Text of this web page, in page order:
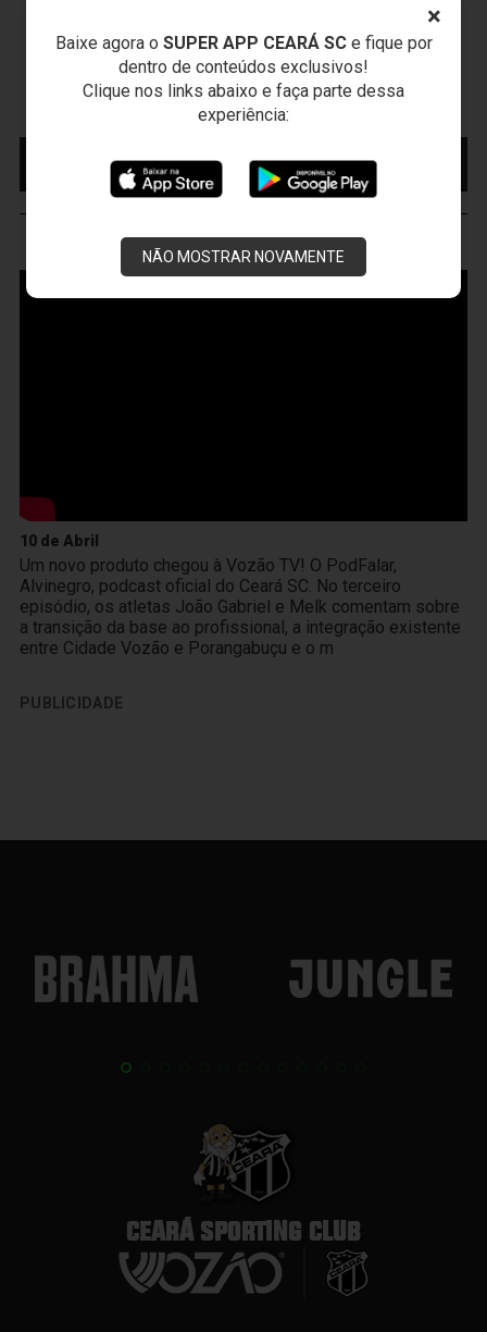
×
Baixe agora o SUPER APP CEARÁ SCe fique por
dentro de conteúdos exclusivos!
Clique nos links abaixo e faça parte dessa
experiência:
NÃO MOSTRAR NOVAMENTE
Sábado, 15/08/2026 - 18:30
Presidente Vargas - Capital/CE
Campeonato Brasileiro • 2º Turno • 22 ª Rodada
MAIS INFORMAÇÕES
COMPRE AQUI SEU
INGRESSO
VOZÃOTV
10 de Abril
Um novo produto chegou à Vozão TV! O PodFalar,
Alvinegro, podcast oficial do Ceará SC. No terceiro
episódio, os atletas João Gabriel e Melk comentam sobre
a transição da base ao profissional, a integração existente
entre Cidade Vozão e Porangabuçu e o m
PUBLICIDADE
CEARÁ SPORTING CLUB